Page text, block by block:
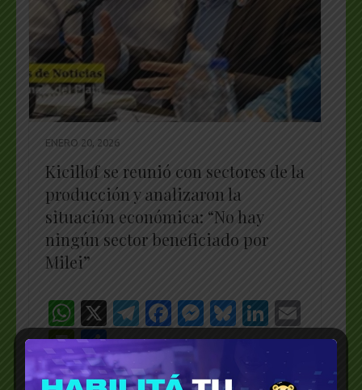
ENERO 20, 2026
Kicillof se reunió con sectores de la
producción y analizaron la
situación económica: “No hay
ningún sector beneficiado por
Milei”
WhatsApp
X Telegram
Facebook
Messenger
Bluesky
PrintFriendly
Share